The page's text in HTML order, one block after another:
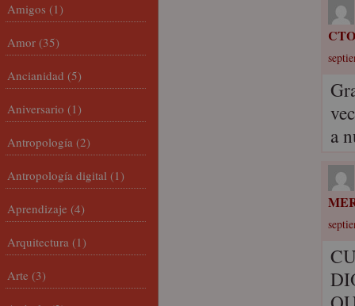
CTO
a
Amigos (1)
Amor (35)
Ancianidad (5)
Aniversario (1)
Antropología (2)
Antropología digital (1)
Aprendizaje (4)
Arquitectura (1)
Arte (3)